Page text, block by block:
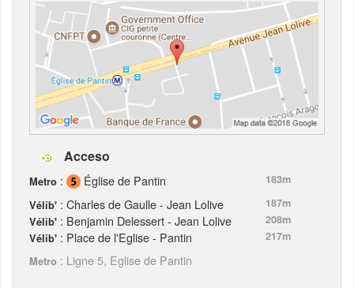
Acceso
Metro : Église de Pantin
183m
Vélib' : Charles de Gaulle - Jean Lolive
187m
Vélib' : Benjamin Delessert - Jean Lolive
208m
Vélib' : Place de l'Eglise - Pantin
217m
Metro : Ligne 5, Eglise de Pantin